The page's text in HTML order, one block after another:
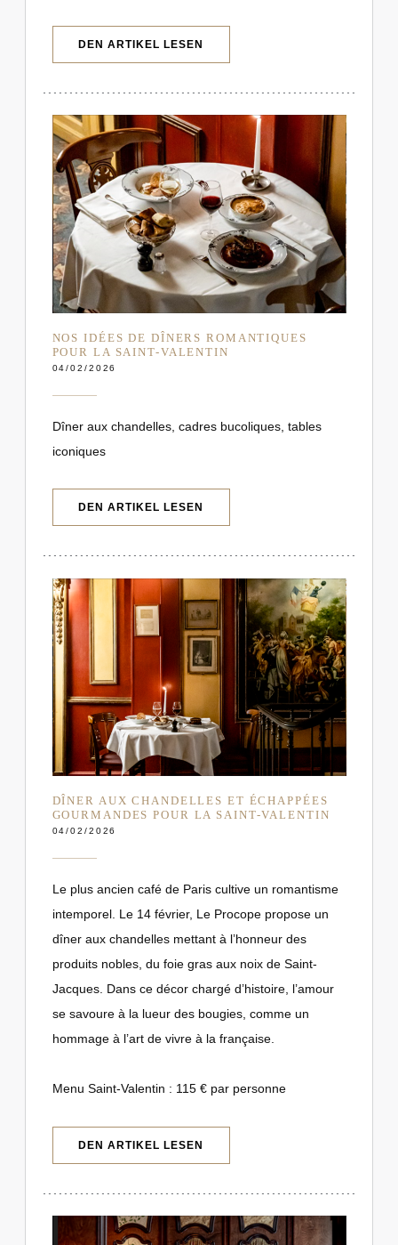
DEN ARTIKEL LESEN
NOS IDÉES DE DÎNERS ROMANTIQUES
POUR LA SAINT-VALENTIN
04/02/2026
Dîner aux chandelles, cadres bucoliques, tables
iconiques
DEN ARTIKEL LESEN
DÎNER AUX CHANDELLES ET ÉCHAPPÉES
GOURMANDES POUR LA SAINT-VALENTIN
04/02/2026
Le plus ancien café de Paris cultive un romantisme
intemporel. Le 14 février, Le Procope propose un
dîner aux chandelles mettant à l’honneur des
produits nobles, du foie gras aux noix de Saint-
Jacques. Dans ce décor chargé d’histoire, l’amour
se savoure à la lueur des bougies, comme un
hommage à l’art de vivre à la française.
Menu Saint-Valentin : 115 € par personne
DEN ARTIKEL LESEN